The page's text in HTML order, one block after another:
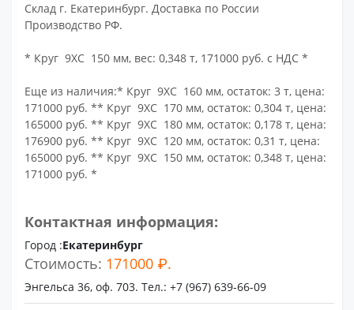
Склад г. Екатеринбург. Доставка по России
Производство РФ.
* Круг 9ХС 150 мм, вес: 0,348 т, 171000 руб. с НДС *
Еще из наличия:* Круг 9ХС 160 мм, остаток: 3 т, цена:
171000 руб. ** Круг 9ХС 170 мм, остаток: 0,304 т, цена:
165000 руб. ** Круг 9ХС 180 мм, остаток: 0,178 т, цена:
176900 руб. ** Круг 9ХС 120 мм, остаток: 0,31 т, цена:
165000 руб. ** Круг 9ХС 150 мм, остаток: 0,348 т, цена:
171000 руб. *
Контактная информация:
Город :Екатеринбург
Стоимость: 171000 ₽.
Энгельса 36, оф. 703. Тел.: +7 (967) 639-66-09